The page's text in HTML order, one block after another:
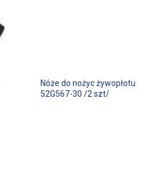
Nóże do nożyc żywopłotu
52G567-30 /2 szt/